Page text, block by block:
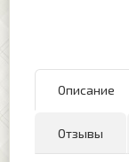
Описание
Отзывы